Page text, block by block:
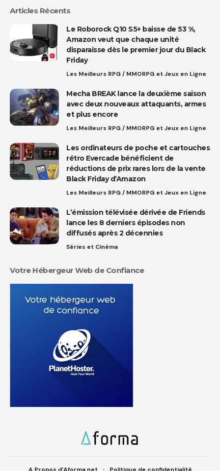
Articles Récents
Le Roborock Q10 S5+ baisse de 53 %,
Amazon veut que chaque unité
disparaisse dès le premier jour du Black
Friday
Les Meilleurs RPG / MMORPG et Jeux en Ligne
Mecha BREAK lance la deuxième saison
avec deux nouveaux attaquants, armes
et plus encore
Les Meilleurs RPG / MMORPG et Jeux en Ligne
Les ordinateurs de poche et cartouches
rétro Evercade bénéficient de
réductions de prix rares lors de la vente
Black Friday d’Amazon
Les Meilleurs RPG / MMORPG et Jeux en Ligne
L’émission télévisée dérivée de Friends
lance les 8 derniers épisodes non
diffusés après 2 décennies
Séries et Cinéma
Votre Hébergeur Web de Confiance